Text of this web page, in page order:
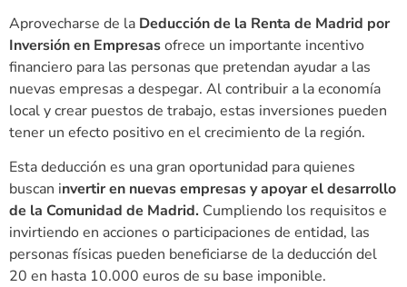
Aprovecharse de la Deducción de la Renta de Madrid por
Inversión en Empresasofrece un importante incentivo
financiero para las personas que pretendan ayudar a las
nuevas empresas a despegar. Al contribuir a la economía
local y crear puestos de trabajo, estas inversiones pueden
tener un efecto positivo en el crecimiento de la región.
Esta deducción es una gran oportunidad para quienes
buscan invertir en nuevas empresas y apoyar el desarrollo
de la Comunidad de Madrid. Cumpliendo los requisitos e
invirtiendo en acciones o participaciones de entidad, las
personas físicas pueden beneficiarse de la deducción del
20 en hasta 10.000 euros de su base imponible.